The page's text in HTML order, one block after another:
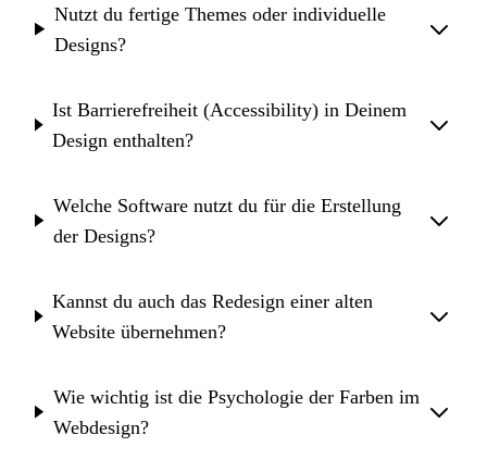
Nutzt du fertige Themes oder individuelle
Designs?
Ist Barrierefreiheit (Accessibility) in Deinem
Design enthalten?
Welche Software nutzt du für die Erstellung
der Designs?
Kannst du auch das Redesign einer alten
Website übernehmen?
Wie wichtig ist die Psychologie der Farben im
Webdesign?